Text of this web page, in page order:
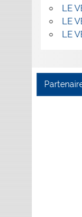
LE
LE
LE